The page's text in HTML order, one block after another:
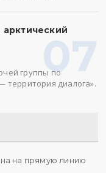
07
арктический
группы по
территория диалога».